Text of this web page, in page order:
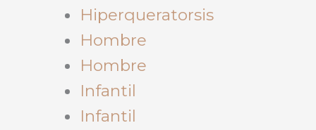
Hiperqueratorsis
Hombre
Hombre
Infantil
Infantil